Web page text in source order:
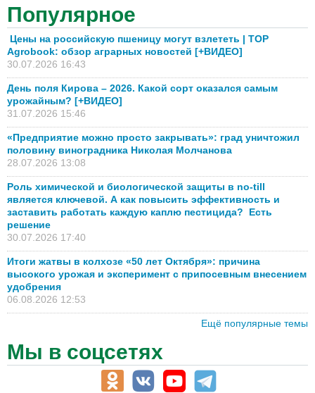
Популярное
Цены на российскую пшеницу могут взлететь | TOP
Agrobook: обзор аграрных новостей [+ВИДЕО]
30.07.2026 16:43
День поля Кирова – 2026. Какой сорт оказался самым
урожайным? [+ВИДЕО]
31.07.2026 15:46
«Предприятие можно просто закрывать»: град уничтожил
половину виноградника Николая Молчанова
28.07.2026 13:08
Роль химической и биологической защиты в no-till
является ключевой. А как повысить эффективность и
заставить работать каждую каплю пестицида? Есть
решение
30.07.2026 17:40
Итоги жатвы в колхозе «50 лет Октября»: причина
высокого урожая и эксперимент с припосевным внесением
удобрения
06.08.2026 12:53
Ещё популярные темы
Мы в соцсетях